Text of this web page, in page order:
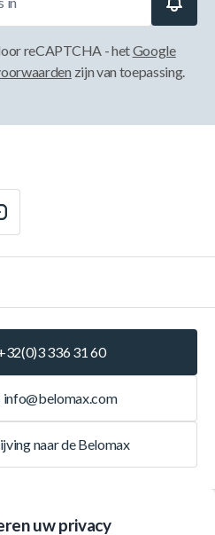
uw privacy
reCAPTCHA - hetGoogle
zijn van toepassing.
336 31 60
info@belomax.com
naar de Belomax